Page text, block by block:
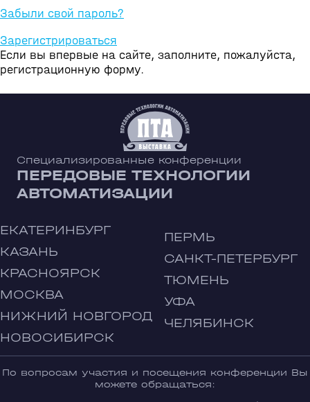
Забыли свой пароль?
Зарегистрироваться
Если вы впервые на сайте, заполните, пожалуйста,
регистрационную форму.
Специализированные конференции
ПЕРЕДОВЫЕ ТЕХНОЛОГИИ
АВТОМАТИЗАЦИИ
ЕКАТЕРИНБУРГ
КАЗАНЬ
КРАСНОЯРСК
МОСКВА
НИЖНИЙ НОВГОРОД
НОВОСИБИРСК
ПЕРМЬ
САНКТ-ПЕТЕРБУРГ
ТЮМЕНЬ
УФА
ЧЕЛЯБИНСК
По вопросам участия и посещения конференции Вы
можете обращаться: